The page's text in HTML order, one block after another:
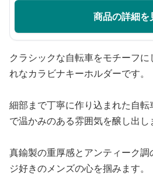
商品の詳細を
クラシックな自転車をモチーフ
れなカラビナキーホルダーです。
細部まで丁寧に作り込まれた自
で温かみのある雰囲気を醸し出し
真鍮製の重厚感とアンティーク
ジ好きのメンズの心を掴みます。